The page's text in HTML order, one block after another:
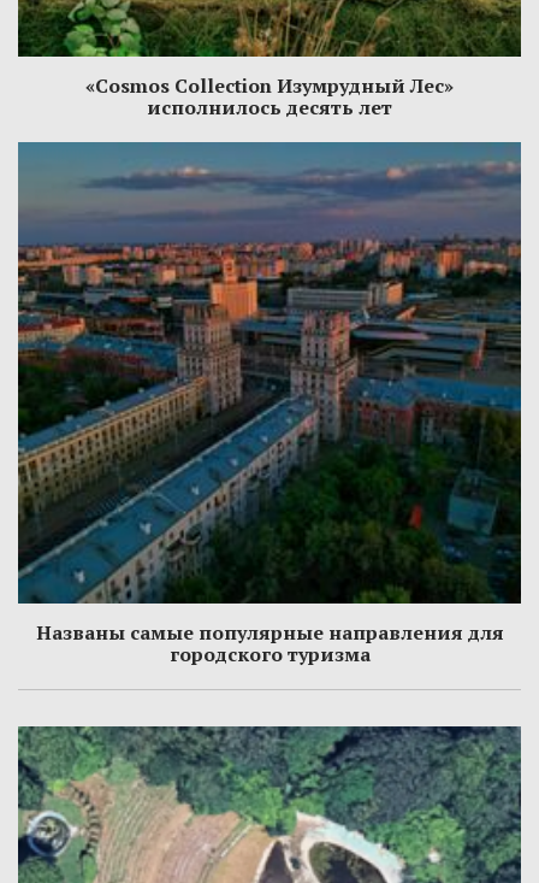
«Cosmos Collection Изумрудный Лес»
исполнилось десять лет
Названы самые популярные направления для
городского туризма